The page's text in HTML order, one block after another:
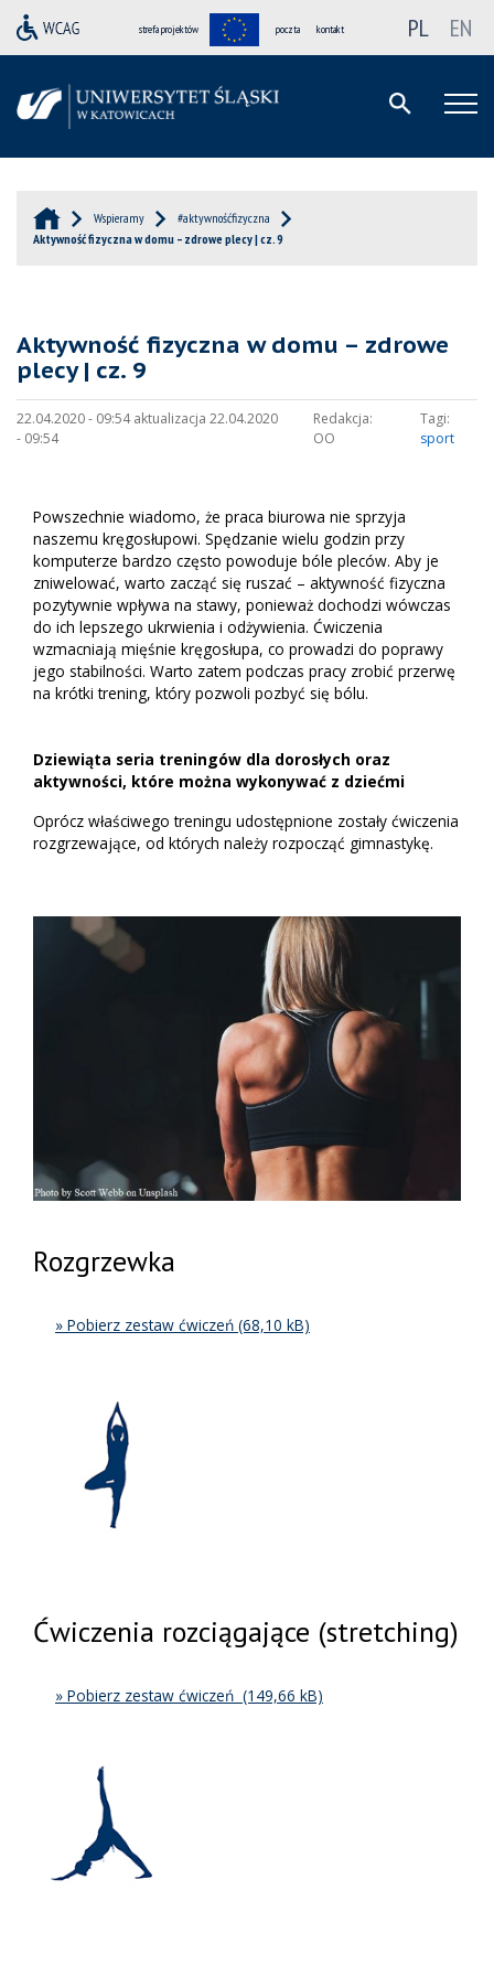
strefa projektów poczta kontakt PL EN
Wspieramy
#aktywnośćfizyczna
Aktywność fizyczna w domu – zdrowe plecy | cz. 9
Aktywność fizyczna w domu – zdrowe
plecy | cz. 9
22.04.2020 - 09:54 aktualizacja 22.04.2020
- 09:54
Redakcja:
OO
Tagi:
sport
Powszechnie wiadomo, że praca biurowa nie sprzyja
naszemu kręgosłupowi. Spędzanie wielu godzin przy
komputerze bardzo często powoduje bóle pleców. Aby je
zniwelować, warto zacząć się ruszać – aktywność fizyczna
pozytywnie wpływa na stawy, ponieważ dochodzi wówczas
do ich lepszego ukrwienia i odżywienia. Ćwiczenia
wzmacniają mięśnie kręgosłupa, co prowadzi do poprawy
jego stabilności. Warto zatem podczas pracy zrobić przerwę
na krótki trening, który pozwoli pozbyć się bólu.
Dziewiąta seria treningów dla dorosłych oraz
aktywności, które można wykonywać z dziećmi
Oprócz właściwego treningu udostępnione zostały ćwiczenia
rozgrzewające, od których należy rozpocząć gimnastykę.
Rozgrzewka
» Pobierz zestaw ćwiczeń
Ćwiczenia rozciągające (stretching)
» Pobierz zestaw ćwiczeń